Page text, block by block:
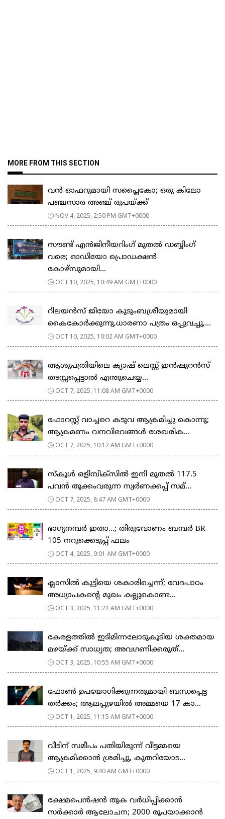
MORE FROM THIS SECTION
വൻ ഓഫറുമായി സപ്ലൈകോ; ഒരു കിലോ
പഞ്ചസാര അഞ്ച് രൂപയ്ക്ക്
NOV 4, 2025, 2:50 PM GMT+0000
സൗണ്ട് എൻജിനീയറിംഗ് മുതൽ ഡബ്ബിംഗ്
വരെ; ഓഡിയോ പ്രൊഡക്ഷൻ
കോഴ്‌സുമായി...
OCT 10, 2025, 10:49 AM GMT+0000
റിലയൻസ് ജിയോ കുടുംബശ്രീയുമായി
കൈകോർക്കുന്നു,ധാരണാ പത്രം ഒപ്പുവച്ചു,...
OCT 10, 2025, 10:02 AM GMT+0000
ആശുപത്രിയിലെ ക്യാഷ് ലെസ്സ് ഇന്‍ഷുറന്‍സ്
തടസ്സപ്പെട്ടാല്‍ എന്തുചെയ്യ...
OCT 7, 2025, 11:08 AM GMT+0000
ഫോറസ്റ്റ് വാച്ചറെ കടുവ ആക്രമിച്ചു കൊന്നു;
ആക്രമണം വനവിഭവങ്ങൾ ശേഖരിക...
OCT 7, 2025, 10:12 AM GMT+0000
സ്കൂൾ ഒളിമ്പിക്സിൽ ഇനി മുതൽ 117.5
പവൻ തൂക്കംവരുന്ന സ്വർണക്കപ്പ് സമ്...
OCT 7, 2025, 8:47 AM GMT+0000
ഭാഗ്യനമ്പർ ഇതാ…; തിരുവോണം ബമ്പർ BR
105 നറുക്കെടുപ്പ് ഫലം
OCT 4, 2025, 9:01 AM GMT+0000
ക്ലാസിൽ കുട്ടിയെ ശകാരിച്ചെന്ന്; വേദപാഠം
അധ്യാപകന്റെ മുഖം കല്ലുകൊണ്ട...
OCT 3, 2025, 11:21 AM GMT+0000
കേരളത്തില്‍ ഇടിമിന്നലോടുകൂടിയ ശക്തമായ
മഴയ്ക്ക് സാധ്യത; അവഗണിക്കരുത്...
OCT 3, 2025, 10:55 AM GMT+0000
ഫോൺ ഉപയോഗിക്കുന്നതുമായി ബന്ധപ്പെട്ട
തർക്കം; ആലപ്പുഴയിൽ അമ്മയെ 17 കാ...
OCT 1, 2025, 11:15 AM GMT+0000
വീടിന് സമീപം പതിയിരുന്ന് വീട്ടമ്മയെ
ആക്രമിക്കാൻ ശ്രമിച്ചു, കുതറിയോട...
OCT 1, 2025, 9:40 AM GMT+0000
ക്ഷേമപെൻഷൻ തുക വർധിപ്പിക്കാൻ
സർക്കാർ ആലോചന; 2000 രൂപയാക്കാൻ